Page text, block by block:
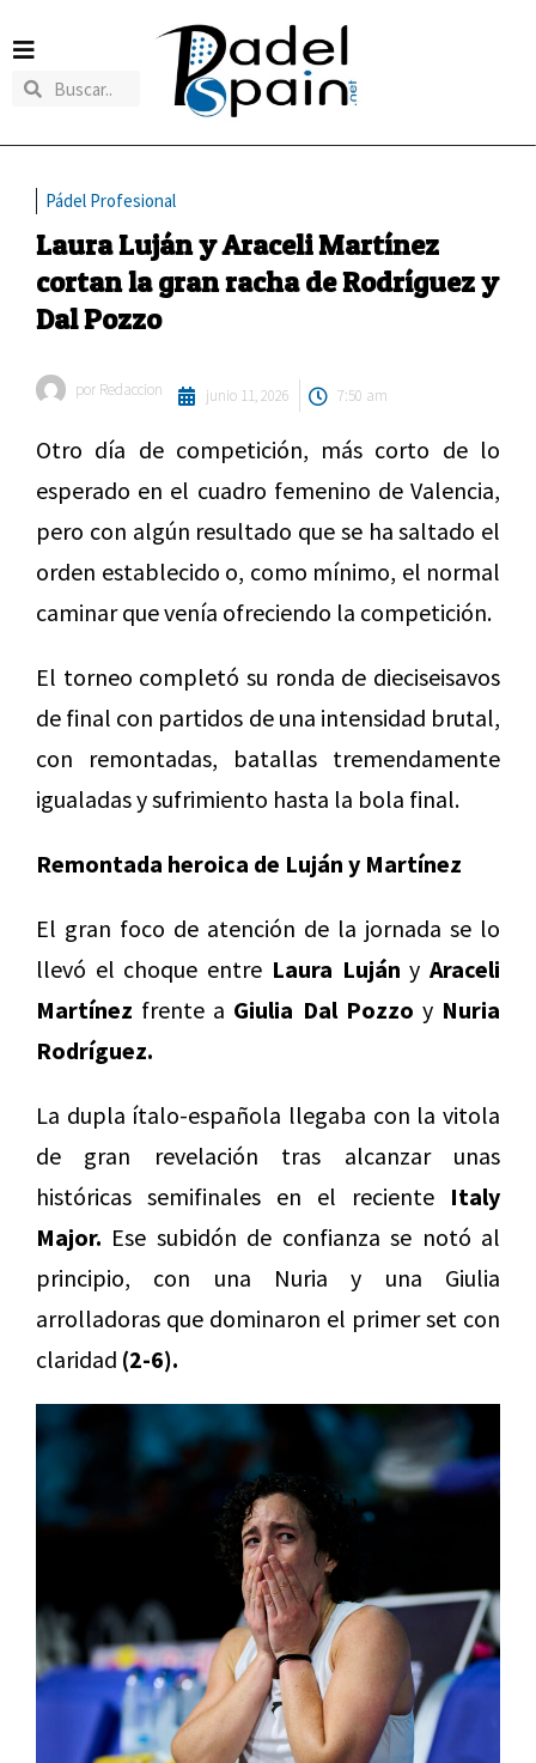
Pádel Profesional
Laura Luján y Araceli Martínez
cortan la gran racha de Rodríguez y
Dal Pozzo
por Redaccion junio 11, 2026 7:50 am
Otro día de competición, más corto de lo
esperado en el cuadro femenino de Valencia,
pero con algún resultado que se ha saltado el
orden establecido o, como mínimo, el normal
caminar que venía ofreciendo la competición.
El torneo completó su ronda de dieciseisavos
de final con partidos de una intensidad brutal,
con remontadas, batallas tremendamente
igualadas y sufrimiento hasta la bola final.
Remontada heroica de Luján y Martínez
El gran foco de atención de la jornada se lo
llevó el choque entre Laura Luján yAraceli
Martínez frente a Giulia Dal Pozzo y Nuria
Rodríguez.
La dupla ítalo-española llegaba con la vitola
de gran revelación tras alcanzar unas
históricas semifinales en el reciente Italy
Major. Ese subidón de confianza se notó al
principio, con una Nuria y una Giulia
arrolladoras que dominaron el primer set con
claridad (2-6).